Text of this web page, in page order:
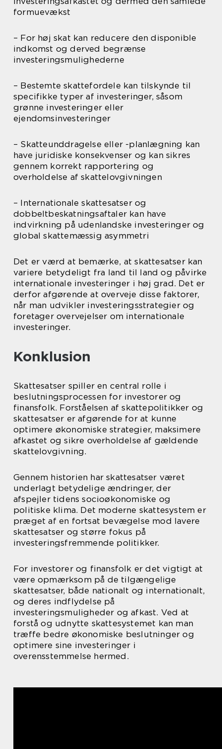
formuevækst
– For høj skat kan reducere den disponible
indkomst og derved begrænse
investeringsmulighederne
– Bestemte skattefordele kan tilskynde til
specifikke typer af investeringer, såsom
grønne investeringer eller
ejendomsinvesteringer
– Skatteunddragelse eller -planlægning kan
have juridiske konsekvenser og kan sikres
gennem korrekt rapportering og
overholdelse af skattelovgivningen
– Internationale skattesatser og
dobbeltbeskatningsaftaler kan have
indvirkning på udenlandske investeringer og
global skattemæssig asymmetri
Det er værd at bemærke, at skattesatser kan
variere betydeligt fra land til land og påvirke
internationale investeringer i høj grad. Det er
derfor afgørende at overveje disse faktorer,
når man udvikler investeringsstrategier og
foretager overvejelser om internationale
investeringer.
Konklusion
Skattesatser spiller en central rolle i
beslutningsprocessen for investorer og
finansfolk. Forståelsen af skattepolitikker og
skattesatser er afgørende for at kunne
optimere økonomiske strategier, maksimere
afkastet og sikre overholdelse af gældende
skattelovgivning.
Gennem historien har skattesatser været
underlagt betydelige ændringer, der
afspejler tidens socioøkonomiske og
politiske klima. Det moderne skattesystem er
præget af en fortsat bevægelse mod lavere
skattesatser og større fokus på
investeringsfremmende politikker.
For investorer og finansfolk er det vigtigt at
være opmærksom på de tilgængelige
skattesatser, både nationalt og internationalt,
og deres indflydelse på
investeringsmuligheder og afkast. Ved at
forstå og udnytte skattesystemet kan man
træffe bedre økonomiske beslutninger og
optimere sine investeringer i
overensstemmelse hermed.